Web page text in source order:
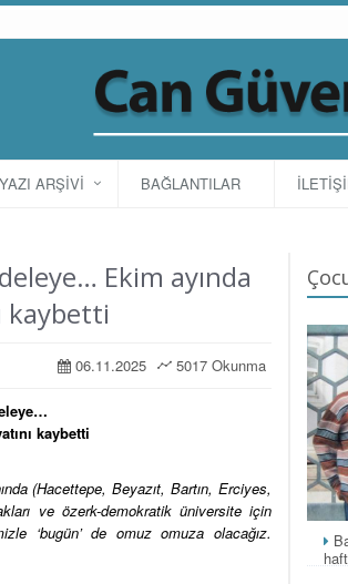
YAZI ARŞİVİ BAĞLANTILAR
Ekim ayında
kaybetti
5017 Okunma
06.11.2025
kaybetti
(Hacettepe, Beyazıt, Bartın, Erciyes,
ve özerk-demokratik üniversite için
‘bugün’ de omuz omuza olacağız.